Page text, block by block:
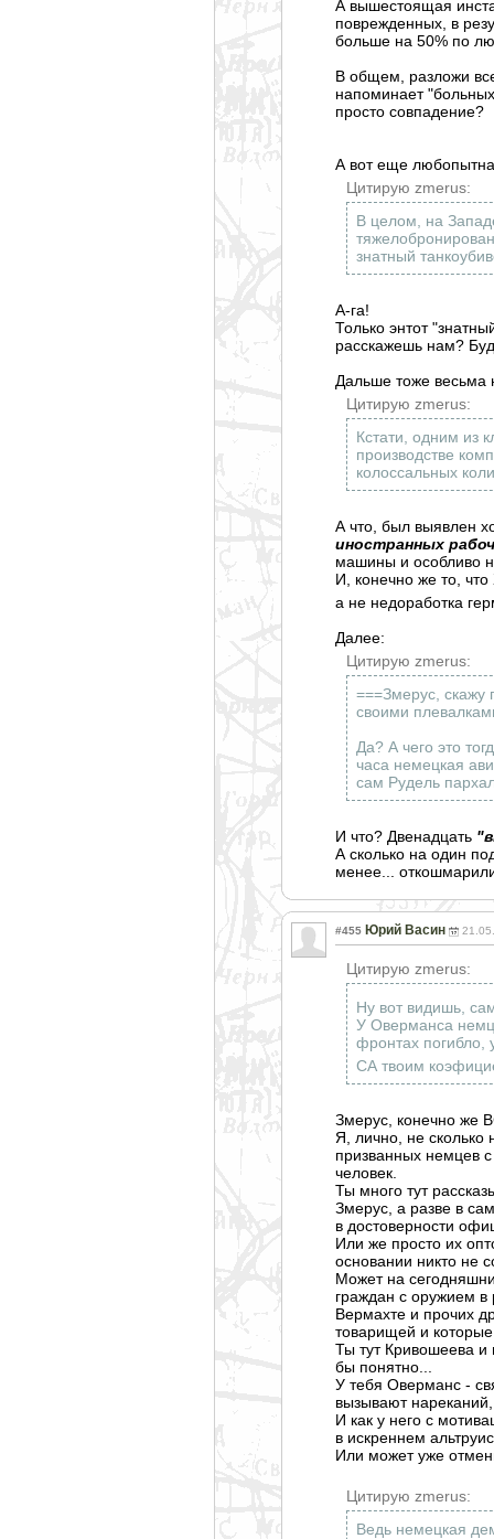
А вышестоящая
поврежденных, в
больше на 50% по
В общем, разложи
напоминает
просто совпадение?
А вот еще
Цитирую zmerus:
В целом, на
тяжелобронирова
знатный
А-га!
Только энтот
расскажешь нам?
Дальше тоже весьма
Цитирую zmerus:
Кстати, одним из
производстве
колоссальных
А что, был выявлен
иностранных
машины и особливо
И, конечно же то,
а не недоработка
Далее:
Цитирую zmerus:
===Змерус, скажу
своими
Да? А чего это
часа немецкая
сам Рудель
И что? Двенадцать
А сколько на один
менее...
#455 Юрий Васин
Цитирую zmerus:
Ну вот видишь,
У Оверманса
фронтах погибло,
СА твоим
Змерус, конечно же
Я, лично, не сколько
призванных немцев
человек.
Ты много тут
Змерус, а разве в
в достоверности
Или же просто их
основании никто не
Может на
граждан с оружием в
Вермахте и прочих
товарищей и
Ты тут Кривошеева и
бы понятно...
У тебя Оверманс -
вызывают
И как у него с
в искреннем
Или может уже
Цитирую zmerus:
Ведь немецкая